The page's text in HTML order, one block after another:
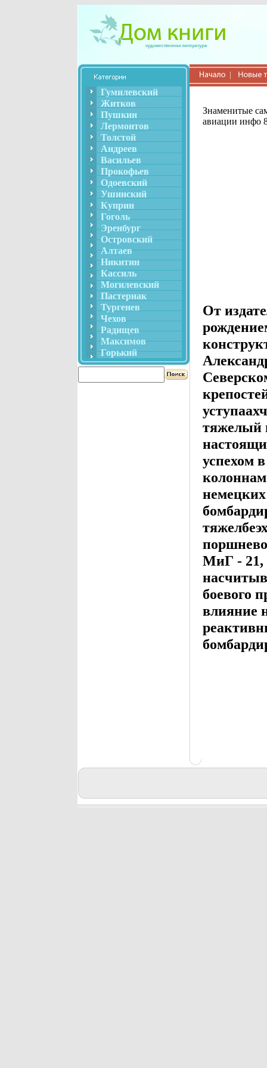
Гумилевский
Житков
Пушкин
Лермонтов
Толстой
Андреев
Васильев
Прокофьев
Одоевский
Ушинский
Куприн
Гоголь
Эренбург
Островский
Алтаев
Никитин
Кассиль
Могилевский
Пастернак
Тургенев
Чехов
Радищев
Максимов
Горький
Знаменитые
авиации инфо
От
тяжелый
успехом
МиГ - 21,
боевого
влияние